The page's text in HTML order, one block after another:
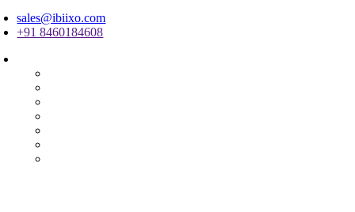
sales@ibiixo.com
+91 8460184608